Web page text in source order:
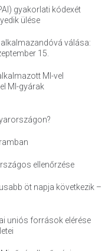
gyakorlati kódexét
ülése
válása:
15.
MI-vel
MI-gyárak
ellenőrzése
öt napja következik –
uniós források elérése